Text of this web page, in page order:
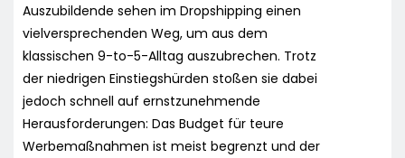
Auszubildende sehen im Dropshipping einen
vielversprechenden Weg, um aus dem
klassischen 9-to-5-Alltag auszubrechen. Trotz
der niedrigen Einstiegshürden stoßen sie dabei
jedoch schnell auf ernstzunehmende
Herausforderungen: Das Budget für teure
Werbemaßnahmen ist meist begrenzt und der